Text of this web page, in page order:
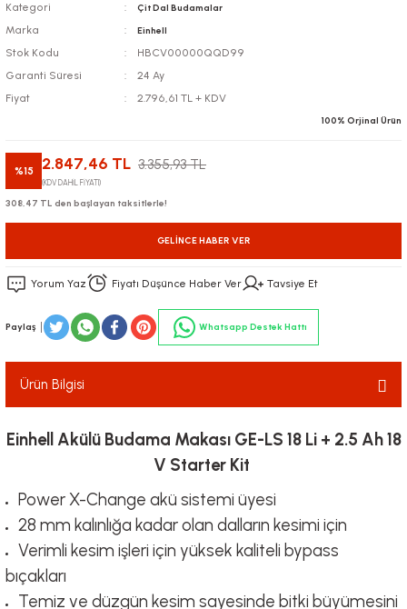
Kategori Çit Dal Budamalar
Marka Einhell
Stok Kodu
HBCV00000QQD99
Garanti Süresi
24 Ay
Fiyat
2.796,61 TL + KDV
100% Orjinal Ürün
%15 2.847,46 TL 3.355,93 TL
(KDV DAHİL FİYATI)
308,47 TL den başlayan taksitlerle!
GELINCE HABER VER
Yorum Yaz Fiyatı Düşünce Haber Ver Tavsiye Et
Paylaş Whatsapp Destek Hattı
Ürün Bilgisi
Einhell Akülü Budama Makası GE-LS 18 Li + 2.5 Ah 18
V Starter Kit
Power X-Change akü sistemi üyesi
28 mm kalınlığa kadar olan dalların kesimi için
Verimli kesim işleri için yüksek kaliteli bypass
bıçakları
Temiz ve düzgün kesim sayesinde bitki büyümesini